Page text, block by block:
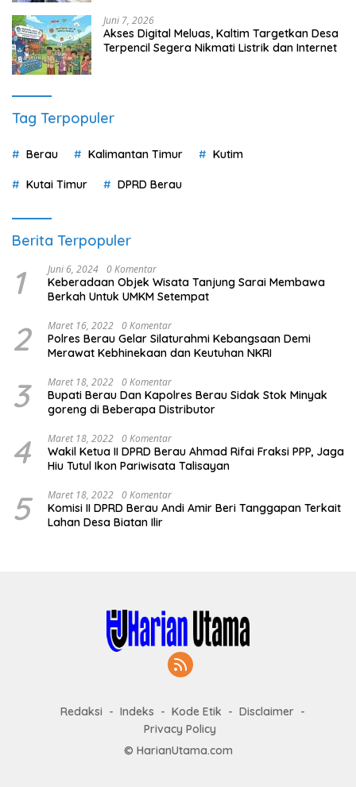
Juni 7, 2026
Akses Digital Meluas, Kaltim Targetkan Desa
Terpencil Segera Nikmati Listrik dan Internet
Tag Terpopuler
Berau Kalimantan Timur Kutim
Kutai Timur DPRD Berau
Berita Terpopuler
1 Juni 6, 2024 0 Komentar
Keberadaan Objek Wisata Tanjung Sarai Membawa
Berkah Untuk UMKM Setempat
2 Maret 16, 2022 0 Komentar
Polres Berau Gelar Silaturahmi Kebangsaan Demi
Merawat Kebhinekaan dan Keutuhan NKRI
3 Maret 18, 2022 0 Komentar
Bupati Berau Dan Kapolres Berau Sidak Stok Minyak
goreng di Beberapa Distributor
4 Maret 18, 2022 0 Komentar
Wakil Ketua II DPRD Berau Ahmad Rifai Fraksi PPP, Jaga
Hiu Tutul Ikon Pariwisata Talisayan
5 Maret 18, 2022 0 Komentar
Komisi II DPRD Berau Andi Amir Beri Tanggapan Terkait
Lahan Desa Biatan Ilir
Redaksi Indeks Kode Etik
Disclaimer
Privacy Policy
© HarianUtama.com